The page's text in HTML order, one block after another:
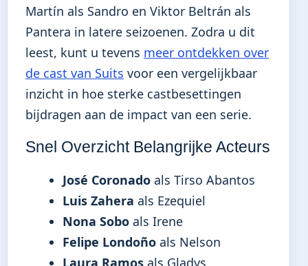
Martín als Sandro en Viktor Beltrán als
Pantera in latere seizoenen. Zodra u dit
leest, kunt u tevens meer ontdekken over
de cast van Suits voor een vergelijkbaar
inzicht in hoe sterke castbesettingen
bijdragen aan de impact van een serie.
Snel Overzicht Belangrijke Acteurs
José Coronado als Tirso Abantos
Luis Zahera als Ezequiel
Nona Sobo als Irene
Felipe Londoño als Nelson